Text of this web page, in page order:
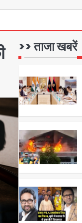
>> ताजा खबरें